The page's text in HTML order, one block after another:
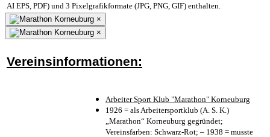
AI EPS, PDF) und 3 Pixelgrafikformate (JPG, PNG, GIF) enthalten.
×
×
Vereinsinformationen:
Arbeiter Sport Klub "Marathon" Korneuburg
1926 = als Arbeitersportklub (A. S. K.)
„Marathon“ Korneuburg gegründet;
Vereinsfarben: Schwarz-Rot; – 1938 = musste